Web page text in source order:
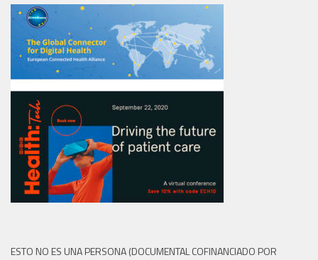
ESTO NO ES UNA PERSONA (DOCUMENTAL COFINANCIADO POR